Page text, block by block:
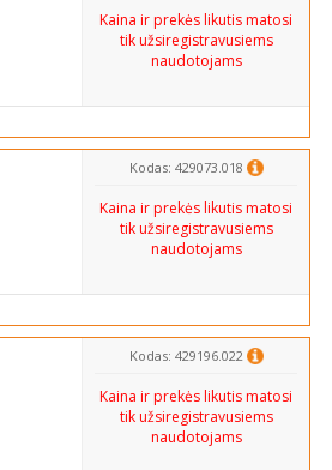
Kaina ir prekės likutis matosi
tik užsiregistravusiems
naudotojams
Kodas: 429073.018
Kaina ir prekės likutis matosi
tik užsiregistravusiems
naudotojams
Kodas: 429196.022
Kaina ir prekės likutis matosi
tik užsiregistravusiems
naudotojams